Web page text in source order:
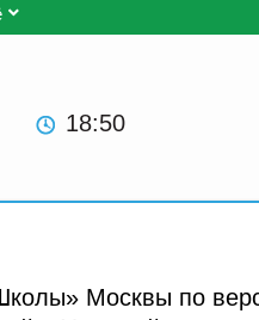
18:50
Москвы по